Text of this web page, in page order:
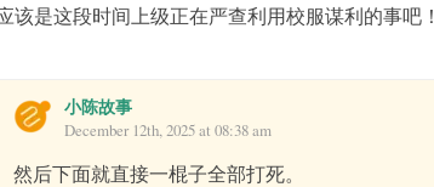
该是这段时间上级正在严查利用校服谋利的事吧！
小陈故事
December 12th, 2025 at 08:38 am
然后下面就直接一棍子全部打死。